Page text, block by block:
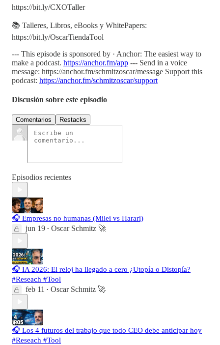
https://bit.ly/CXOTaller
📚 Talleres, Libros, eBooks y WhitePapers:
https://bit.ly/OscarTiendaTool
--- This episode is sponsored by · Anchor: The easiest way to
make a podcast. https://anchor.fm/app --- Send in a voice
message: https://anchor.fm/schmitzoscar/message Support this
podcast: https://anchor.fm/schmitzoscar/support
Discusión sobre este episodio
Comentarios Restacks
Episodios recientes
🎧 Empresas no humanas (Milei vs Harari)
jun 19 • Oscar Schmitz 🚀
🎧 IA 2026: El reloj ha llegado a cero ¿Utopía o Distopía?
#Reseach #Tool
feb 11 • Oscar Schmitz 🚀
🎧 Los 4 futuros del trabajo que todo CEO debe anticipar hoy
#Reseach #Tool